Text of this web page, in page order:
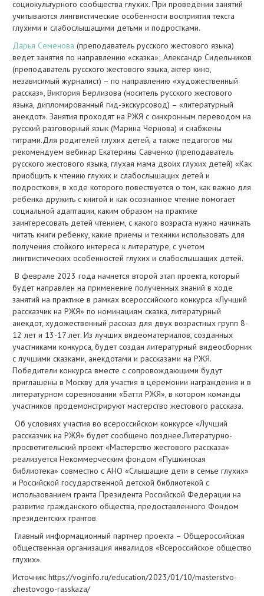
социокультурного сообщества глухих. При проведении занятий
учитываются лингвистические особенности восприятия текста
глухими и слабослышащими детьми и подростками.
Дарья Семенова (преподаватель русского жестового языка)
ведет занятия по направлению «сказка»; Александр Сидельников
(преподаватель русского жестового языка, актер кино,
независимый журналист) – по направлению «художественный
рассказ», Виктория Берлизова (носитель русского жестового
языка, дипломированный гид-экскурсовод) – «литературный
анекдот». Занятия проходят на РЖЯ с синхронным переводом на
русский разговорный язык (Марина Чернова) и снабжены
титрами.Для родителей глухих детей, а также педагогов мы
рекомендуем вебинар Екатерины Савченко (преподаватель
русского жестового языка, глухая мама двоих глухих детей) «Как
приобщить к чтению глухих и слабослышащих детей и
подростков», в ходе которого повествуется о том, как важно для
ребенка дружить с книгой и как осознанное чтение помогает
социальной адаптации, каким образом на практике
заинтересовать детей чтением, с какого возраста нужно начинать
читать книги ребенку, какие приемы и техники использовать для
получения стойкого интереса к литературе, с учетом
лингвистических особенностей глухих и слабослышащих детей.
В феврале 2023 года начнется второй этап проекта, который
будет направлен на применение полученных знаний в ходе
занятий на практике в рамках всероссийского конкурса «Лучший
рассказчик на РЖЯ» по номинациям сказка, литературный
анекдот, художественный рассказ для двух возрастных групп 8-
12 лет и 13-17 лет. Из лучших видеоматериалов, созданных
участниками конкурса, будет создан литературный видеосборник
с лучшими сказками, анекдотами и рассказами на РЖЯ.
Победители конкурса вместе с сопровождающими будут
приглашены в Москву для участия в церемонии награждения и в
литературном соревновании «Баттл РЖЯ», в котором команды
участников продемонстрируют мастерство жестового рассказа.
Об условиях участия во всероссийском конкурсе «Лучший
рассказчик на РЖЯ» будет сообщено позднее.Литературно-
просветительский проект «Мастерство жестового рассказа»
реализуется Некоммерческим фондом «Пушкинская
библиотека» совместно с АНО «Слышащие дети в семье глухих»
и Российской государственной детской библиотекой с
использованием гранта Президента Российской Федерации на
развитие гражданского общества, предоставленного Фондом
президентских грантов.
Главный информационный партнер проекта – Общероссийская
общественная организация инвалидов «Всероссийское общество
глухих».
Источник: https://voginfo.ru/education/2023/01/10/masterstvo-
zhestovogo-rasskaza/